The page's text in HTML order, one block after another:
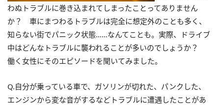
わぬトラブルに巻き込まれてしまったことってありません
か？ 車にまつわるトラブルは完全に想定外のことも多く、
知らない街でパニック状態……なんてことも。実際、ドライブ
中はどんなトラブルに襲われることが多いのでしょうか？
働く女性にそのエピソードを聞いてみました。
Q.自分が乗っている車で、ガソリンが切れた、パンクした、
エンジンから変な音がするなどトラブルに遭遇したことがあ